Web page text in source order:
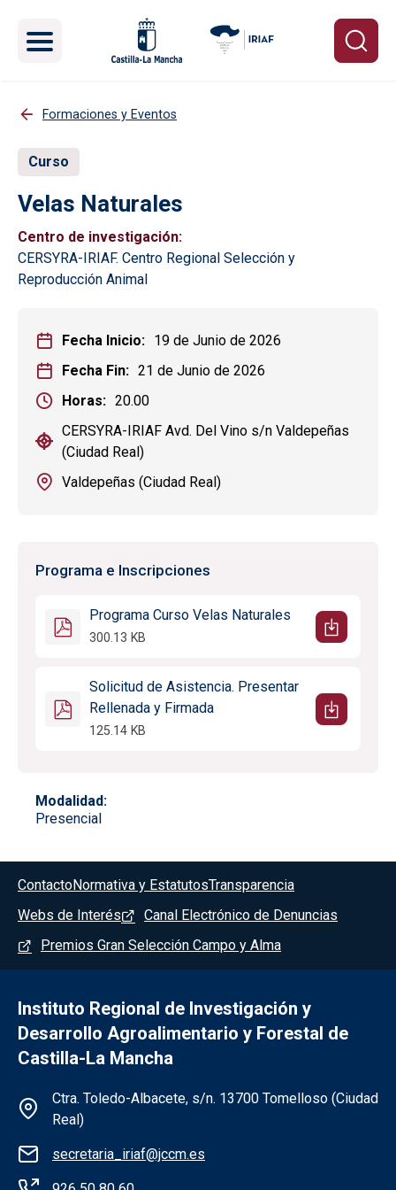
Formaciones y Eventos
Curso
Velas Naturales
Centro de investigación
CERSYRA-IRIAF. Centro Regional Selección y
Reproducción Animal
Fecha Inicio
19 de Junio de 2026
Fecha Fin
21 de Junio de 2026
Horas
20.00
CERSYRA-IRIAF Avd. Del Vino s/n Valdepeñas
(Ciudad Real)
Valdepeñas (Ciudad Real)
Programa e Inscripciones
Programa Curso Velas Naturales
300.13 KB
Solicitud de Asistencia. Presentar
Rellenada y Firmada
125.14 KB
Modalidad
Presencial
Menú del pie
ContactoNormativa y EstatutosTransparencia
Webs de Interés
Canal Electrónico de Denuncias
Premios Gran Selección Campo y Alma
Instituto Regional de Investigación y
Desarrollo Agroalimentario y Forestal de
Castilla-La Mancha
Información de la institución
Ctra. Toledo-Albacete, s/n. 13700 Tomelloso (Ciudad
Real)
secretaria_iriaf@jccm.es